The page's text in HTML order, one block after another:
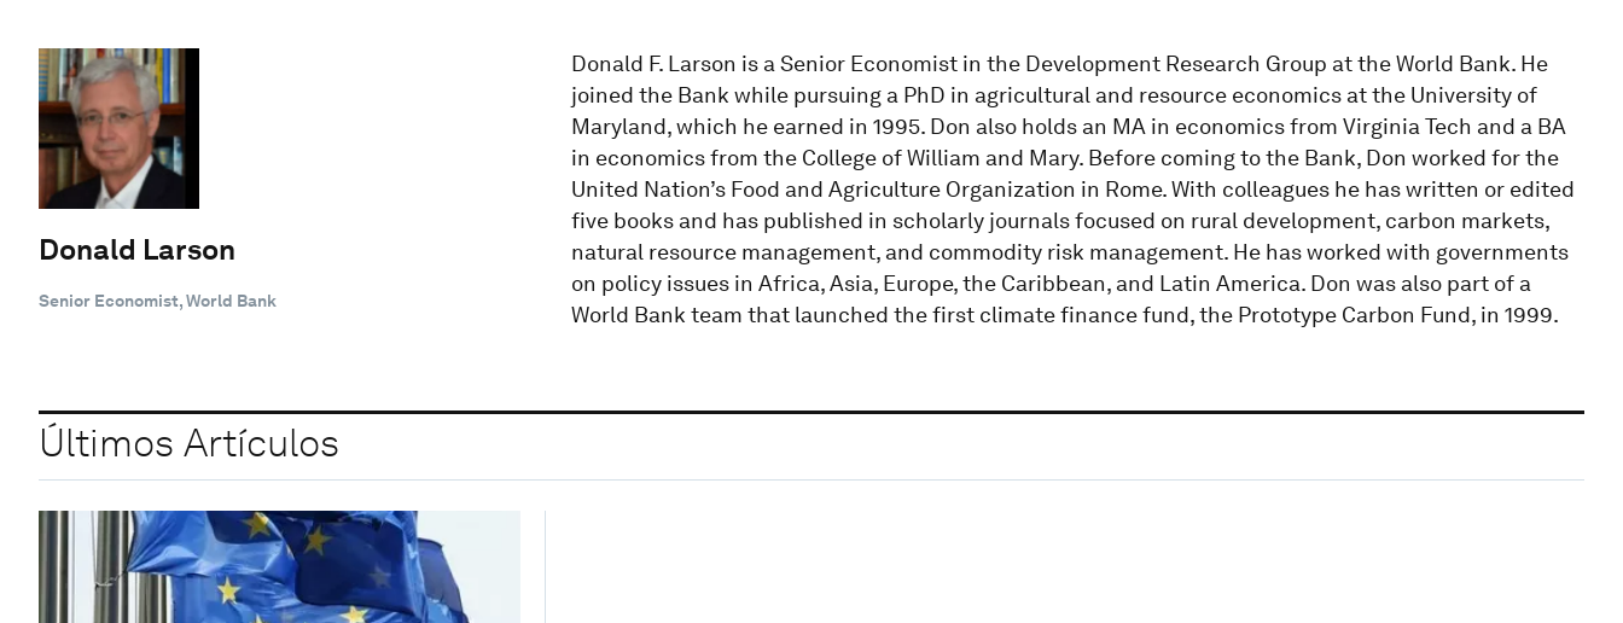
Donald Larson
Senior Economist, World Bank
Donald F. Larson is a Senior Economist in the Development Research Group at the World Bank. He
joined the Bank while pursuing a PhD in agricultural and resource economics at the University of
Maryland, which he earned in 1995. Don also holds an MA in economics from Virginia Tech and a BA
in economics from the College of William and Mary. Before coming to the Bank, Don worked for the
United Nation’s Food and Agriculture Organization in Rome. With colleagues he has written or edited
five books and has published in scholarly journals focused on rural development, carbon markets,
natural resource management, and commodity risk management. He has worked with governments
on policy issues in Africa, Asia, Europe, the Caribbean, and Latin America. Don was also part of a
World Bank team that launched the first climate finance fund, the Prototype Carbon Fund, in 1999.
Últimos Artículos